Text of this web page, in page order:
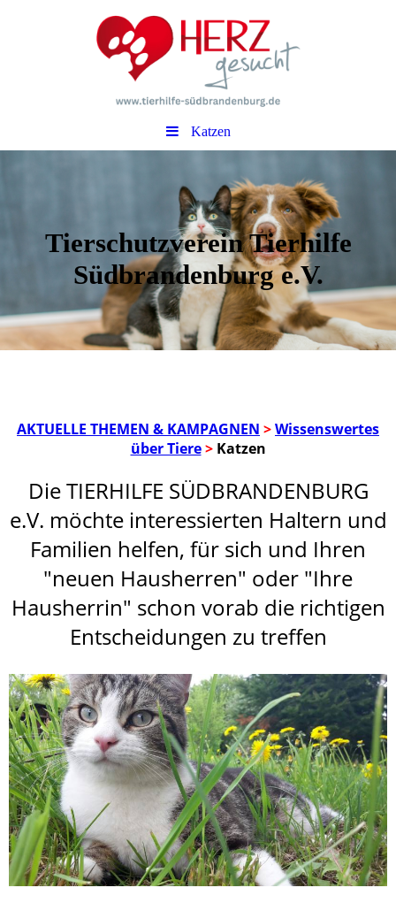
Katzen
Tierschutzverein Tierhilfe
Südbrandenburg e.V.
AKTUELLE THEMEN & KAMPAGNEN >Wissenswertes
über Tiere> Katzen
Die TIERHILFE SÜDBRANDENBURG
e.V. möchte interessierten Haltern und
Familien helfen, für sich und Ihren
"neuen Hausherren" oder "Ihre
Hausherrin" schon vorab die richtigen
Entscheidungen zu treffen